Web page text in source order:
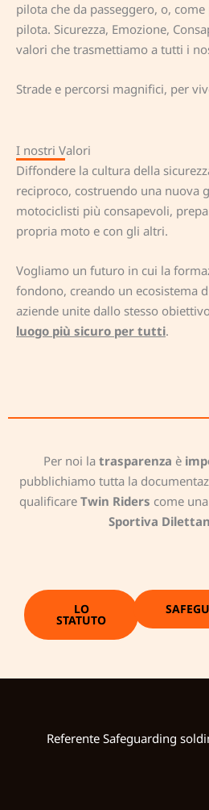
pilota che da passeggero, o,
pilota. Sicurezza, Emozione,
valori che trasmettiamo a tutti i
Strade e percorsi magnifici, per
I nostri Valori
Diffondere la cultura della
reciproco, costruendo una nuova
motociclisti più consapevoli,
propria moto e con gli altri.
Vogliamo un futuro in cui la
fondono, creando un ecosistema
aziende unite dallo stesso
luogo più sicuro per tutti.
Per noi la trasparenza è
pubblichiamo tutta la
qualificare Twin Riders come
Sportiva
LO
STATUTO
Referente Safeguarding